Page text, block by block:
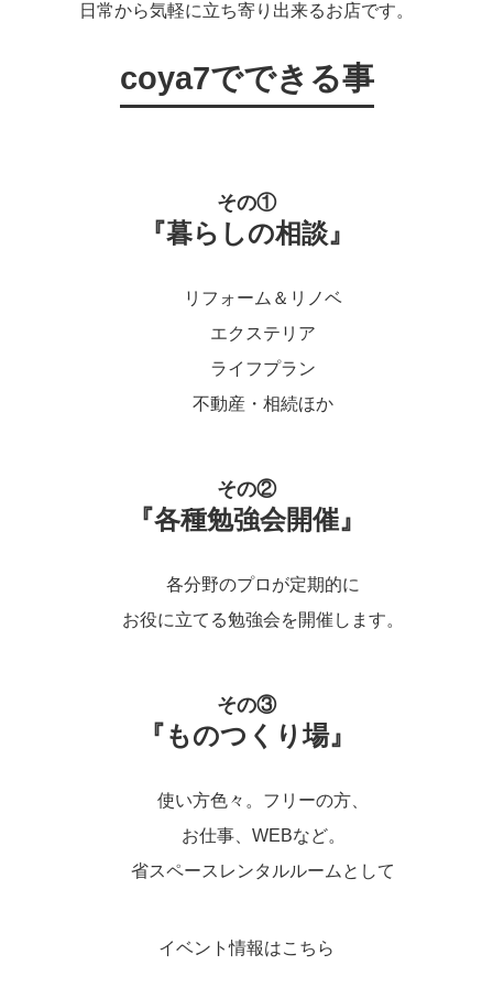
日常から気軽に立ち寄り出来るお店です。
coya7でできる事
その①
『暮らしの相談』
リフォーム＆リノベ
エクステリア
ライフプラン
不動産・相続ほか
その②
『各種勉強会開催』
各分野のプロが定期的に
お役に立てる勉強会を開催します。
その③
『ものつくり場』
使い方色々。フリーの方、
お仕事、WEBなど。
省スペースレンタルルームとして
イベント情報はこちら